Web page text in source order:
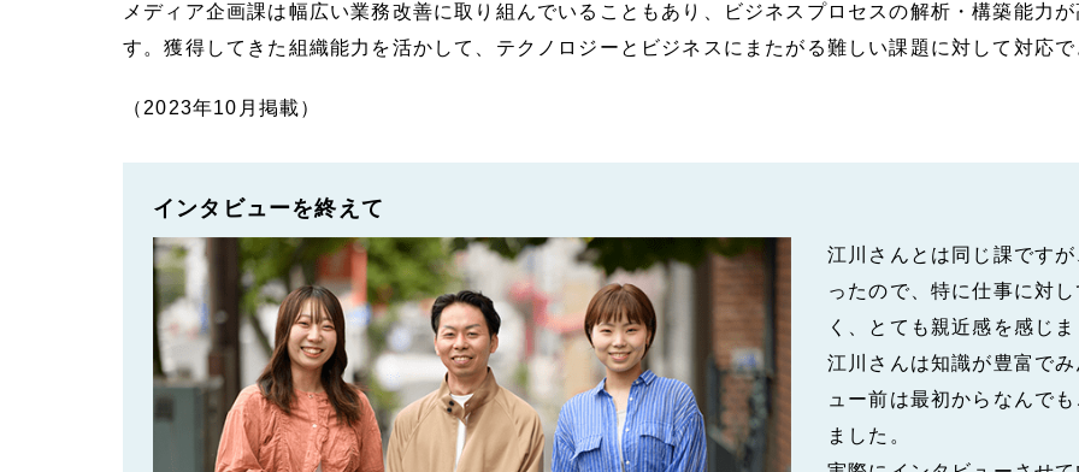
メディア企画課は幅広い業務改善に取り組んでいることもあり、ビジネスプロセスの解析・構築能力
す。獲得してきた組織能力を活かして、テクノロジーとビジネスにまたがる難しい課題に対して対応
（2023年10月掲載）
インタビューを終えて
江川さんとは同じ課です
ったので、特に仕事に対
く、とても親近感を感じ
江川さんは知識が豊富で
ュー前は最初からなんで
ました。